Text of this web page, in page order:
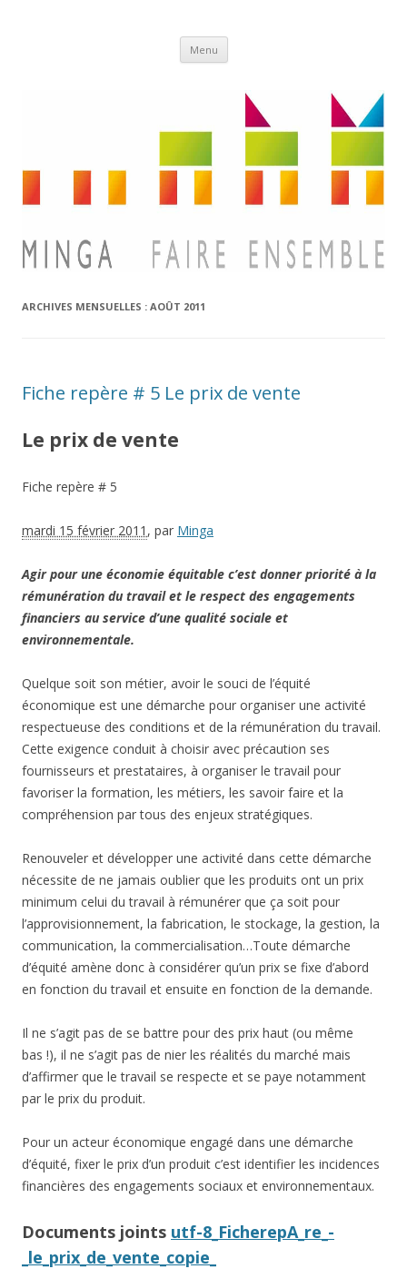
Menu Aller
contenu
ARCHIVES MENSUELLES : AOÛT 2011
Fiche repère # 5 Le prix de vente
Le prix de vente
Fiche repère # 5
mardi 15 février 2011 , par Minga
Agir pour une économie équitable c’est donner priorité à la
rémunération du travail et le respect des engagements
financiers au service d’une qualité sociale et
environnementale.
Quelque soit son métier, avoir le souci de l’équité
économique est une démarche pour organiser une activité
respectueuse des conditions et de la rémunération du travail.
Cette exigence conduit à choisir avec précaution ses
fournisseurs et prestataires, à organiser le travail pour
favoriser la formation, les métiers, les savoir faire et la
compréhension par tous des enjeux stratégiques.
Renouveler et développer une activité dans cette démarche
nécessite de ne jamais oublier que les produits ont un prix
minimum celui du travail à rémunérer que ça soit pour
l’approvisionnement, la fabrication, le stockage, la gestion, la
communication, la commercialisation…Toute démarche
d’équité amène donc à considérer qu’un prix se fixe d’abord
en fonction du travail et ensuite en fonction de la demande.
Il ne s’agit pas de se battre pour des prix haut (ou même
bas !), il ne s’agit pas de nier les réalités du marché mais
d’affirmer que le travail se respecte et se paye notamment
par le prix du produit.
Pour un acteur économique engagé dans une démarche
d’équité, fixer le prix d’un produit c’est identifier les incidences
financières des engagements sociaux et environnementaux.
Documents joints utf-8_FicherepA_re_-
_le_prix_de_vente_copie_